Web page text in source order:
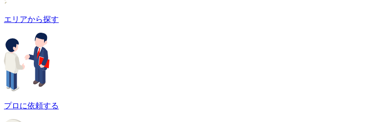
エリアから探す
プロに依頼する